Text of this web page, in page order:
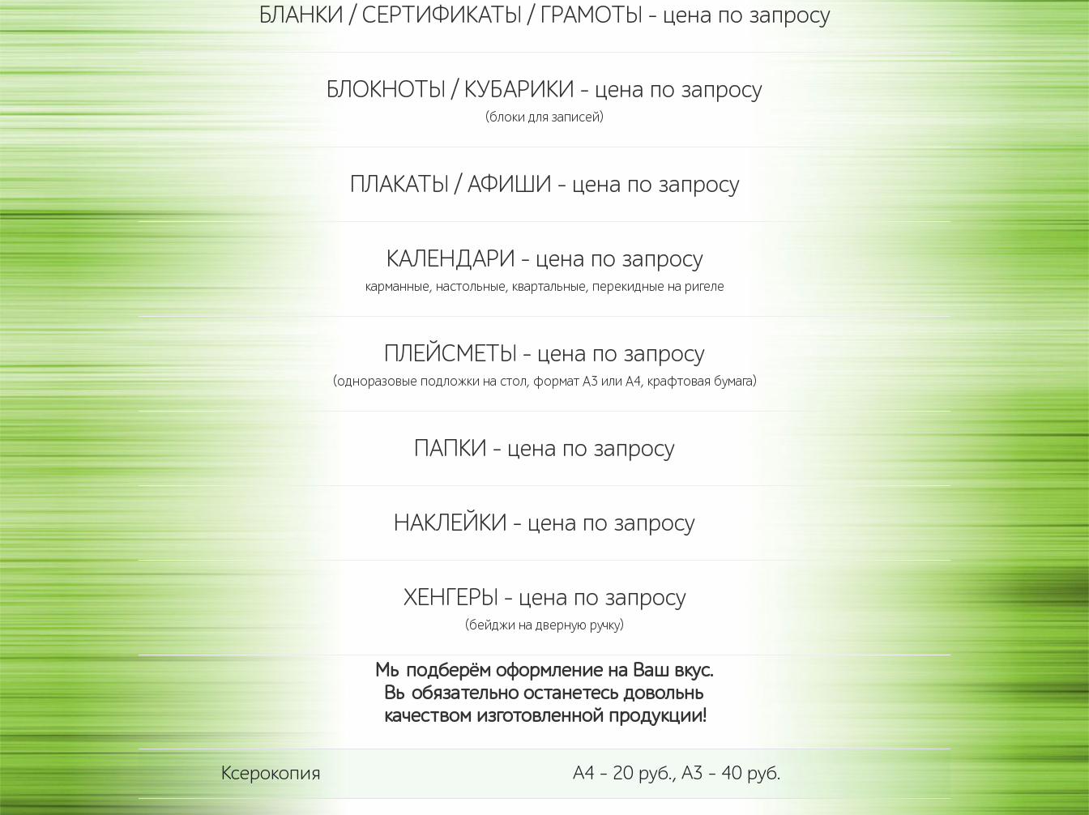
БЛАНКИ / СЕРТИФИКАТЫ / ГРАМОТЫ - цена по запросу
БЛОКНОТЫ / КУБАРИКИ - цена по запросу
(блоки для записей)
ПЛАКАТЫ / АФИШИ - цена по запросу
КАЛЕНДАРИ - цена по запросу
карманные, настольные, квартальные, перекидные на ригеле
ПЛЕЙСМЕТЫ - цена по запросу
(одноразовые подложки на стол, формат А3 или А4, крафтовая бумага)
ПАПКИ - цена по запросу
НАКЛЕЙКИ - цена по запросу
ХЕНГЕРЫ - цена по запросу
(бейджи на дверную ручку)
Мы подберём оформление на Ваш вкус.
Вы обязательно останетесь довольны
качеством изготовленной продукции!
Ксерокопия А4 - 20 руб., А3 - 40 руб.